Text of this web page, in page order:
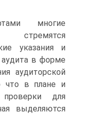
многие
стремятся
указания и
в форме
аудиторской
что в плане и
проверки для
выделяются